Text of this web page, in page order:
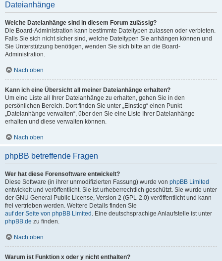
Dateianhänge
Welche Dateianhänge sind in diesem Forum zulässig?
Die Board-Administration kann bestimmte Dateitypen zulassen oder verbieten.
Falls Sie sich nicht sicher sind, welche Dateitypen Sie anhängen können und
Sie Unterstützung benötigen, wenden Sie sich bitte an die Board-
Administration.
Nach oben
Kann ich eine Übersicht all meiner Dateianhänge erhalten?
Um eine Liste all Ihrer Dateianhänge zu erhalten, gehen Sie in den
persönlichen Bereich. Dort finden Sie unter „Einstieg“ einen Punkt
„Dateianhänge verwalten“, über den Sie eine Liste Ihrer Dateianhänge
erhalten und diese verwalten können.
Nach oben
phpBB betreffende Fragen
Wer hat diese Forensoftware entwickelt?
Diese Software (in ihrer unmodifizierten Fassung) wurde von phpBB Limited
entwickelt und veröffentlicht. Sie ist urheberrechtlich geschützt. Sie wurde unter
der GNU General Public License, Version 2 (GPL-2.0) veröffentlicht und kann
frei vertrieben werden. Weitere Details finden Sie
auf der Seite von phpBB Limited . Eine deutschsprachige Anlaufstelle ist unter
phpBB.de zu finden.
Nach oben
Warum ist Funktion x oder y nicht enthalten?